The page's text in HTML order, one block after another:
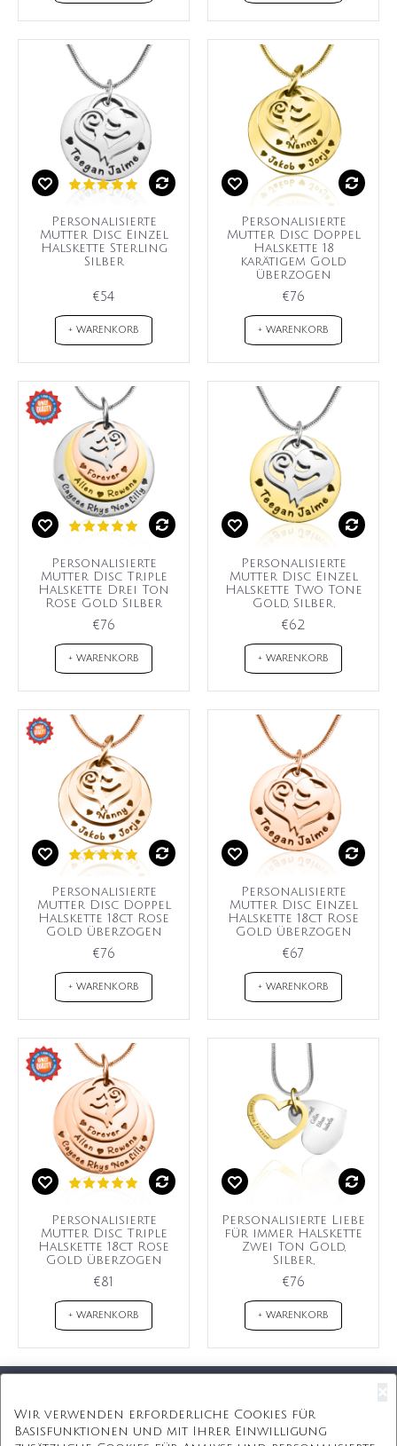
Personalisierte
Mutter Disc Einzel
Halskette Sterling
Silber
€54
+ WARENKORB
Personalisierte
Mutter Disc Doppel
Halskette 18
karätigem Gold
überzogen
€76
+ WARENKORB
Personalisierte
Mutter Disc Triple
Halskette Drei Ton
Rose Gold Silber
€76
+ WARENKORB
Personalisierte
Mutter Disc Einzel
Halskette Two Tone
Gold, Silber,
€62
+ WARENKORB
Personalisierte
Mutter Disc Doppel
Halskette 18ct Rose
Gold überzogen
€76
+ WARENKORB
Personalisierte
Mutter Disc Einzel
Halskette 18ct Rose
Gold überzogen
€67
+ WARENKORB
Personalisierte
Mutter Disc Triple
Halskette 18ct Rose
Gold überzogen
€81
+ WARENKORB
Personalisierte Liebe
für immer Halskette
Zwei Ton Gold,
Silber,
€76
+ WARENKORB
Kostenlose Geschenkbox
Wir verwenden erforderliche Cookies für
Basisfunktionen und mit Ihrer Einwilligung